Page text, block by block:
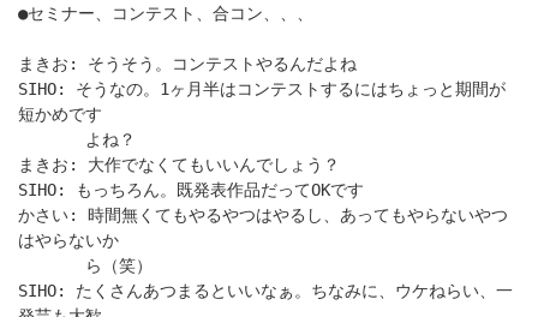
●セミナー、コンテスト、合コン、、、
まきお: そうそう。コンテストやるんだよね
SIHO: そうなの。1ヶ月半はコンテストするにはちょっと期間が
短かめです
よね？
まきお: 大作でなくてもいいんでしょう？
SIHO: もっちろん。既発表作品だってOKです
かさい: 時間無くてもやるやつはやるし、あってもやらないやつ
はやらないか
ら（笑）
SIHO: たくさんあつまるといいなぁ。ちなみに、ウケねらい、一